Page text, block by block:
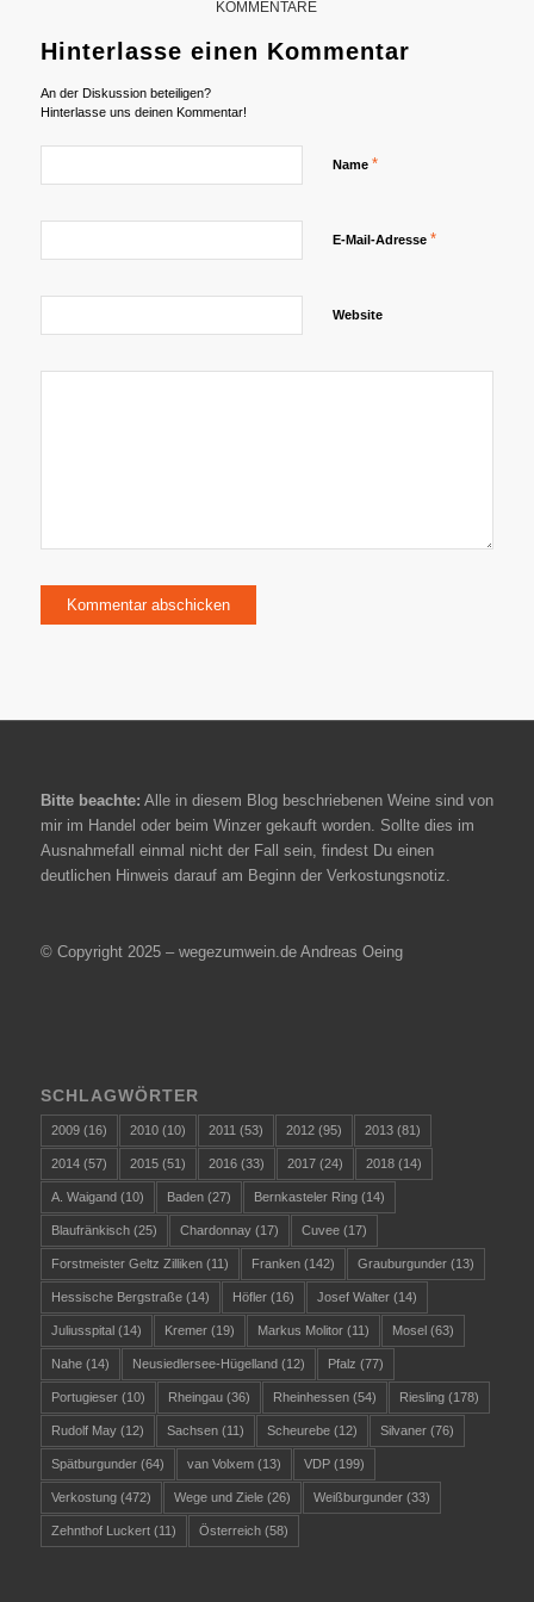
KOMMENTARE
Hinterlasse einen Kommentar
An der Diskussion beteiligen?
Hinterlasse uns deinen Kommentar!
Name *
E-Mail-Adresse *
Website
Bitte beachte: Alle in diesem Blog beschriebenen Weine sind von
mir im Handel oder beim Winzer gekauft worden. Sollte dies im
Ausnahmefall einmal nicht der Fall sein, findest Du einen
deutlichen Hinweis darauf am Beginn der Verkostungsnotiz.
© Copyright 2025 – wegezumwein.de Andreas Oeing
SCHLAGWÖRTER
2009(16) 2010(10) 2011 (53) 2012(95) 2013(81)
2014(57) 2015(51) 2016(33) 2017(24) 2018(14)
A. Waigand(10) Baden(27) Bernkasteler Ring(14)
Blaufränkisch(25) Chardonnay(17) Cuvee(17)
Forstmeister Geltz Zilliken(11) Franken(142) Grauburgunder(13)
Hessische Bergstraße(14) Höfler(16) Josef Walter(14)
Juliusspital(14) Kremer(19) Markus Molitor(11) Mosel(63)
Nahe(14) Neusiedlersee-Hügelland(12) Pfalz (77)
Portugieser(10) Rheingau(36) Rheinhessen(54) Riesling(178)
Rudolf May(12) Sachsen(11) Scheurebe(12) Silvaner(76)
Spätburgunder(64) van Volxem(13) VDP(199)
Verkostung(472) Wege und Ziele(26) Weißburgunder(33)
Zehnthof Luckert(11) Österreich(58)